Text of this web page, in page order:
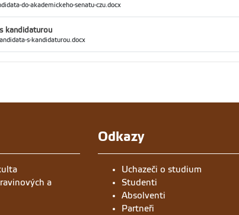
do-akademickeho-senatu-czu.docx
kandidaturou
s-kandidaturou.docx
a
Odkazy
Uchazeči o studium
Studenti
Absolventi
Partneři